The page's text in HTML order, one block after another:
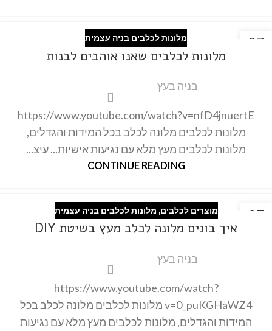
27 מלונות לכלבים בניה עצמית
מלונות לכלבים שאנו אוהבים לבנות
בניה בעץ
https://www.youtube.com/watch?v=nfD4jnuertE
מלונות לכלבים מלונה לכלב בכל המידות והגדלים,
מלונות לכלבים מעץ מלא עם נגיעות אישיות... עיצ...
CONTINUE READING
27 מוצרים לכלבים, מלונות לכלבים בניה עצמית
איך בונים מלונה לכלב מעץ בשיטת DIY
בניה בעץ
https://www.youtube.com/watch?
v=0_puKGHaWZ4 מלונות לכלבים מלונה לכלב בכל
המידות והגדלים, מלונות לכלבים מעץ מלא עם נגיעות